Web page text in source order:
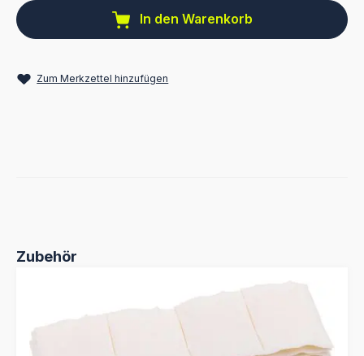
In den Warenkorb
Zum Merkzettel hinzufügen
Produktgalerie überspringen
Zubehör